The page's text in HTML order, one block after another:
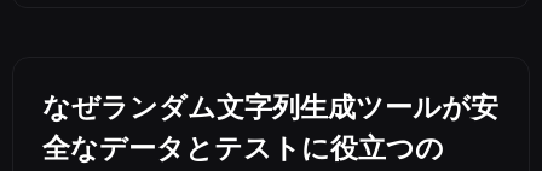
なぜランダム文字列生成ツールが安
全なデータとテストに役立つの